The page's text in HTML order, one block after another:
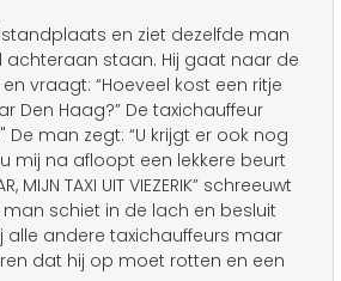
en ziet dezelfde man
staan. Hij gaat naar de
vraagt: “Hoeveel kost een ritje
Den Haag?” De taxichauffeur
De man zegt: “U krijgt er ook nog
mij na afloopt een lekkere beurt
MIJN TAXI UIT VIEZERIK” schreeuwt
man schiet in de lach en besluit
alle andere taxichauffeurs maar
dat hij op moet rotten en een